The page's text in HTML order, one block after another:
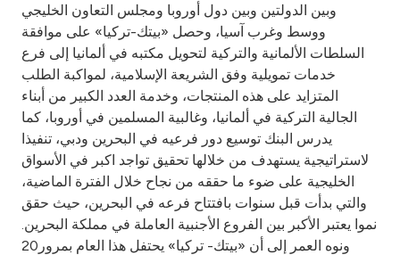
وبين الدولتين وبين دول أوروبا ومجلس التعاون الخليجي
ووسط وغرب آسيا، وحصل «بيتك-تركيا» على موافقة
السلطات الألمانية والتركية لتحويل مكتبه في ألمانيا إلى فرع
خدمات تمويلية وفق الشريعة الإسلامية، لمواكبة الطلب
المتزايد على هذه المنتجات، وخدمة العدد الكبير من أبناء
الجالية التركية في ألمانيا، وغالبية المسلمين في أوروبا، كما
يدرس البنك توسيع دور فرعيه في البحرين ودبي، تنفيذا
لاستراتيجية يستهدف من خلالها تحقيق تواجد اكبر في الأسواق
الخليجية على ضوء ما حققه من نجاح خلال الفترة الماضية،
والتي بدأت قبل سنوات بافتتاح فرعه في البحرين، حيث حقق
نموا يعتبر الأكبر بين الفروع الأجنبية العاملة في مملكة البحرين.
ونوه العمر إلى أن «بيتك- تركيا» يحتفل هذا العام بمرور20